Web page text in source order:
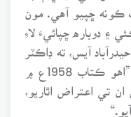
ڪونه ڇپيو آهي. مون
۽ دوباره ڇپائيءَ لاءِ
آيس، ته ڊاڪٽر
تي اعتراض اٿاريو،